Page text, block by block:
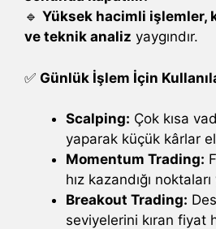
🔹 Yüksek hacimli işlemler,
ve teknik analiz yaygındır.
✅ Günlük İşlem İçin
Scalping: Çok kısa
yaparak küçük kârlar
Momentum Trading:
hız kazandığı
Breakout Trading:
seviyelerini kıran fiyat